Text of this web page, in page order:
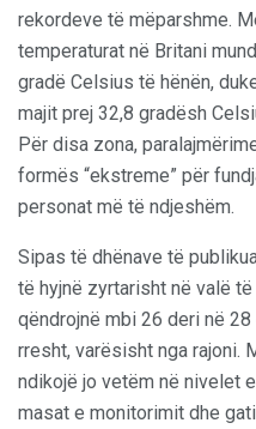
rekordeve të mëparshme.
temperaturat në Britani
gradë Celsius të hënën,
majit prej 32,8 gradësh
Për disa zona,
formës “ekstreme” për
personat më të ndjeshëm.
Sipas të dhënave të
të hyjnë zyrtarisht në valë
qëndrojnë mbi 26 deri në
rresht, varësisht nga rajoni.
ndikojë jo vetëm në nivelet
masat e monitorimit dhe